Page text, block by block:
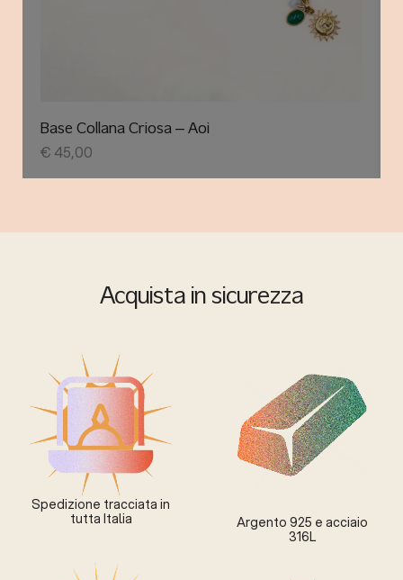
Base Collana Criosa – Aoi
€ 45,00
Acquista in sicurezza
Spedizione tracciata in
tutta Italia
Argento 925 e acciaio
316L